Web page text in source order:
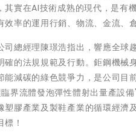
其實在AI技術成熟的現代，是有
率的運用行銷、物流、金流、
司總經理陳璟浩指出，響應全球
確的法規規範及行動。鉅鋼機
能減碳的綠色競爭力，是公司
界流體發泡彈性體射出量產設
塑膠產業及製鞋產業的循環經
！